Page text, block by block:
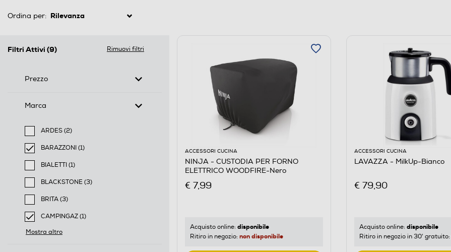
Ordina per:
Filtri Attivi (9) Rimuovi filtri
Prezzo
Marca
ARDES (2)
Filtra per Marca: ARDES
BARAZZONI (1)
selected Filtro applicato per Marca: BARAZZONI
BIALETTI (1)
Filtra per Marca: BIALETTI
BLACKSTONE (3)
Filtra per Marca: BLACKSTONE
BRITA (3)
Filtra per Marca: BRITA
CAMPINGAZ (1)
selected Filtro applicato per Marca: CAMPINGAZ
Mostra altro
ACCESSORI CUCINA
NINJA - CUSTODIA PER FORNO
ELETTRICO WOODFIRE-Nero
€ 7,99
Acquisto online: disponibile
Ritiro in negozio: non disponibile
ACCESSORI CUCINA
LAVAZZA - MilkUp-Bianco
€ 79,90
Acquisto online: disponibile
Ritiro in negozio in 30' gratuito: